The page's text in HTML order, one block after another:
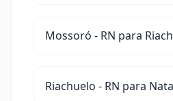
Mossoró - RN para
Riachuelo - RN para